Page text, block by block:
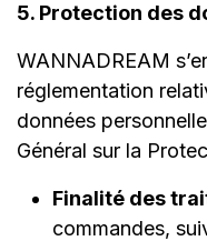
5. Protection des
WANNADREAM
réglementation
données
Général sur la
Finalité des
commandes,